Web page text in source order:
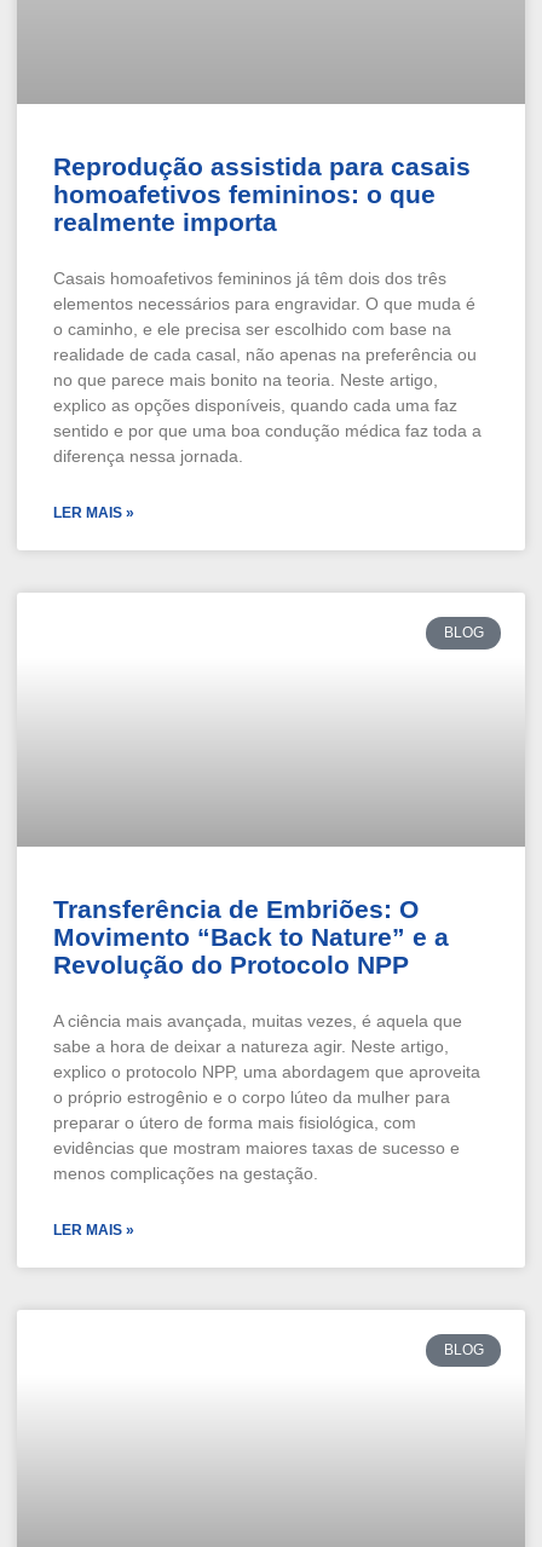
Reprodução assistida para casais
homoafetivos femininos: o que
realmente importa
Casais homoafetivos femininos já têm dois dos três
elementos necessários para engravidar. O que muda é
o caminho, e ele precisa ser escolhido com base na
realidade de cada casal, não apenas na preferência ou
no que parece mais bonito na teoria. Neste artigo,
explico as opções disponíveis, quando cada uma faz
sentido e por que uma boa condução médica faz toda a
diferença nessa jornada.
LER MAIS »
BLOG
Transferência de Embriões: O
Movimento “Back to Nature” e a
Revolução do Protocolo NPP
A ciência mais avançada, muitas vezes, é aquela que
sabe a hora de deixar a natureza agir. Neste artigo,
explico o protocolo NPP, uma abordagem que aproveita
o próprio estrogênio e o corpo lúteo da mulher para
preparar o útero de forma mais fisiológica, com
evidências que mostram maiores taxas de sucesso e
menos complicações na gestação.
LER MAIS »
BLOG